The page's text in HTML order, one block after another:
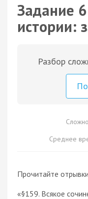
Задание
истории:
Разбор
Среднее
Прочитайте
«§159. Всякое